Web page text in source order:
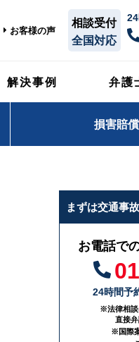
お客様の声
相談受付
全国対応
解決事例 弁護
損害賠
まずは交通事
お電話で
24時間予
※法律相談
直接弁
※国際